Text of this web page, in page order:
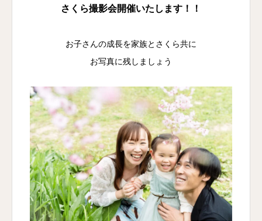
さくら撮影会開催いたします！！
お子さんの成長を家族とさくら共に
お写真に残しましょう